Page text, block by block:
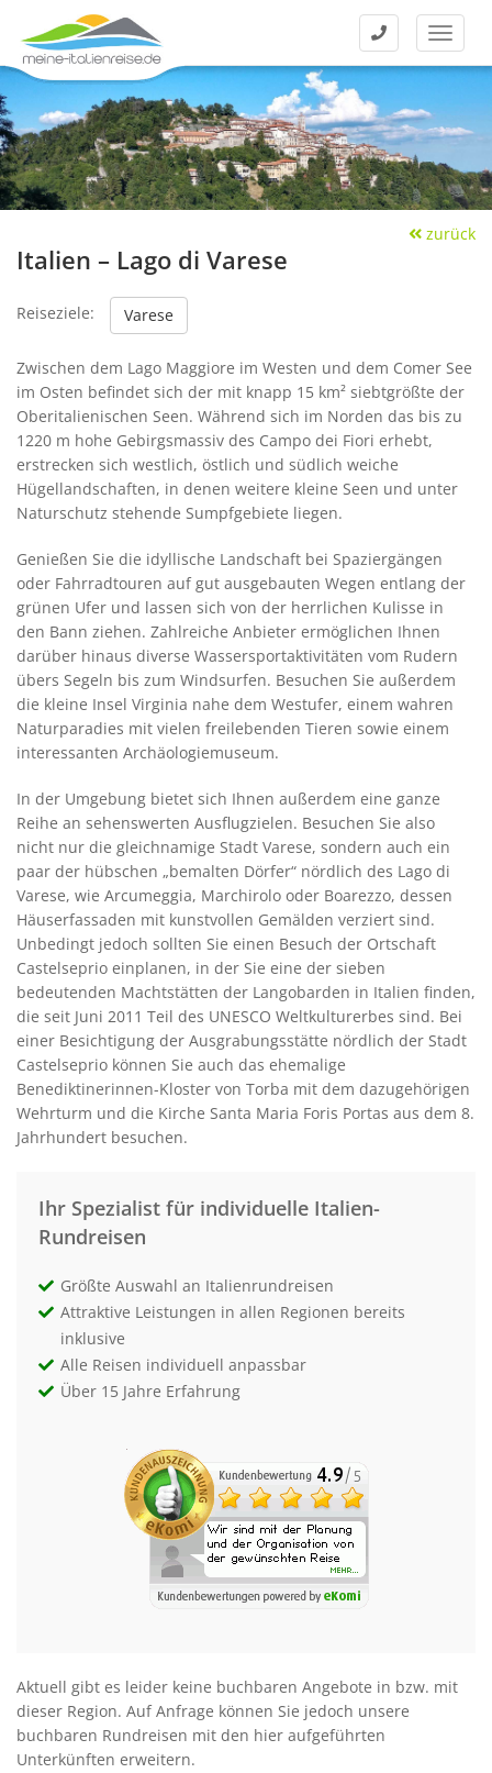
Kontakt Menü
zurück
Italien – Lago di Varese
Reiseziele: Varese
Zwischen dem Lago Maggiore im Westen und dem Comer See
im Osten befindet sich der mit knapp 15 km² siebtgrößte der
Oberitalienischen Seen. Während sich im Norden das bis zu
1220 m hohe Gebirgsmassiv des Campo dei Fiori erhebt,
erstrecken sich westlich, östlich und südlich weiche
Hügellandschaften, in denen weitere kleine Seen und unter
Naturschutz stehende Sumpfgebiete liegen.
Genießen Sie die idyllische Landschaft bei Spaziergängen
oder Fahrradtouren auf gut ausgebauten Wegen entlang der
grünen Ufer und lassen sich von der herrlichen Kulisse in
den Bann ziehen. Zahlreiche Anbieter ermöglichen Ihnen
darüber hinaus diverse Wassersportaktivitäten vom Rudern
übers Segeln bis zum Windsurfen. Besuchen Sie außerdem
die kleine Insel Virginia nahe dem Westufer, einem wahren
Naturparadies mit vielen freilebenden Tieren sowie einem
interessanten Archäologiemuseum.
In der Umgebung bietet sich Ihnen außerdem eine ganze
Reihe an sehenswerten Ausflugzielen. Besuchen Sie also
nicht nur die gleichnamige Stadt Varese, sondern auch ein
paar der hübschen „bemalten Dörfer“ nördlich des Lago di
Varese, wie Arcumeggia, Marchirolo oder Boarezzo, dessen
Häuserfassaden mit kunstvollen Gemälden verziert sind.
Unbedingt jedoch sollten Sie einen Besuch der Ortschaft
Castelseprio einplanen, in der Sie eine der sieben
bedeutenden Machtstätten der Langobarden in Italien finden,
die seit Juni 2011 Teil des UNESCO Weltkulturerbes sind. Bei
einer Besichtigung der Ausgrabungsstätte nördlich der Stadt
Castelseprio können Sie auch das ehemalige
Benediktinerinnen-Kloster von Torba mit dem dazugehörigen
Wehrturm und die Kirche Santa Maria Foris Portas aus dem 8.
Jahrhundert besuchen.
Ihr Spezialist für individuelle Italien-
Rundreisen
Größte Auswahl an Italienrundreisen
Attraktive Leistungen in allen Regionen bereits
inklusive
Alle Reisen individuell anpassbar
Über 15 Jahre Erfahrung
Aktuell gibt es leider keine buchbaren Angebote in bzw. mit
dieser Region. Auf Anfrage können Sie jedoch unsere
buchbaren Rundreisen mit den hier aufgeführten
Unterkünften erweitern.